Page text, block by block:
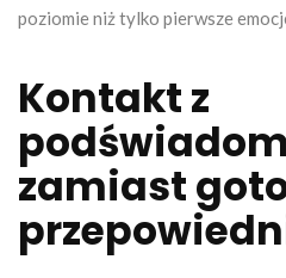
poziomie niż tylko pierwsze
Kontakt z
zamiast